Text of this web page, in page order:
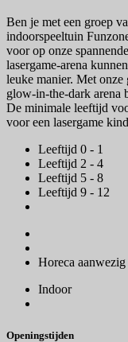
Ben je met een groep
indoorspeeltuin
voor op onze
lasergame-arena
leuke manier. Met onze
glow-in-the-dark arena
De minimale leeftijd
voor een lasergame
Leeftijd 0 - 1
Leeftijd 2 - 4
Leeftijd 5 - 8
Leeftijd 9 - 12
Horeca aanwezig
Indoor
Openingstijden